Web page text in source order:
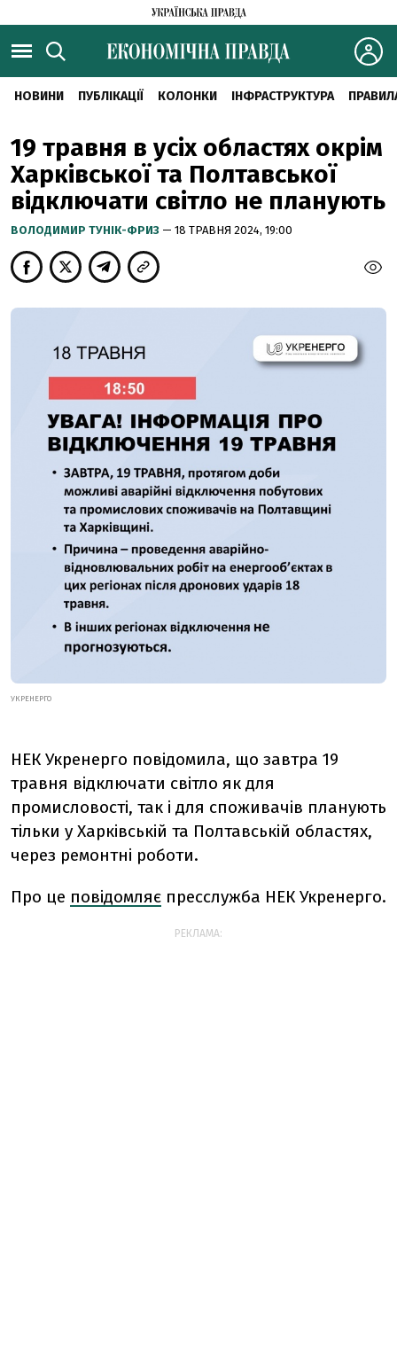
НОВИНИ ПУБЛІКАЦІЇ КОЛОНКИ ІНФРАСТРУКТУРА
19 травня в усіх областях окрім
Харківської та Полтавської
відключати світло не планують
ВОЛОДИМИР ТУНІК-ФРИЗ — 18 ТРАВНЯ 2024, 19:00
УКРЕНЕРГО
НЕК Укренерго повідомила, що завтра 19
травня відключати світло як для
промисловості, так і для споживачів планують
тільки у Харківській та Полтавській областях,
через ремонтні роботи.
Про це повідомляє пресслужба НЕК Укренерго.
РЕКЛАМА: